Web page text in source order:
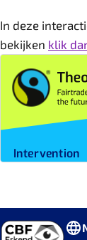
In deze
bekijken klik